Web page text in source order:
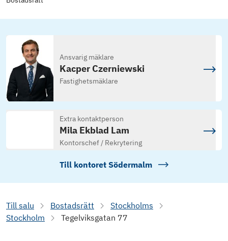
Ansvarig mäklare
Kacper Czerniewski
Fastighetsmäklare
Extra kontaktperson
Mila Ekblad Lam
Kontorschef / Rekrytering
Till kontoret Södermalm
Till salu Bostadsrätt
Stockholms
Stockholm
Tegelviksgatan 77